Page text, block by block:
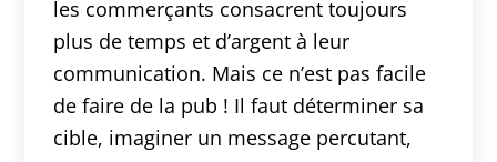
les commerçants consacrent toujours
plus de temps et d’argent à leur
communication. Mais ce n’est pas facile
de faire de la pub ! Il faut déterminer sa
cible, imaginer un message percutant,